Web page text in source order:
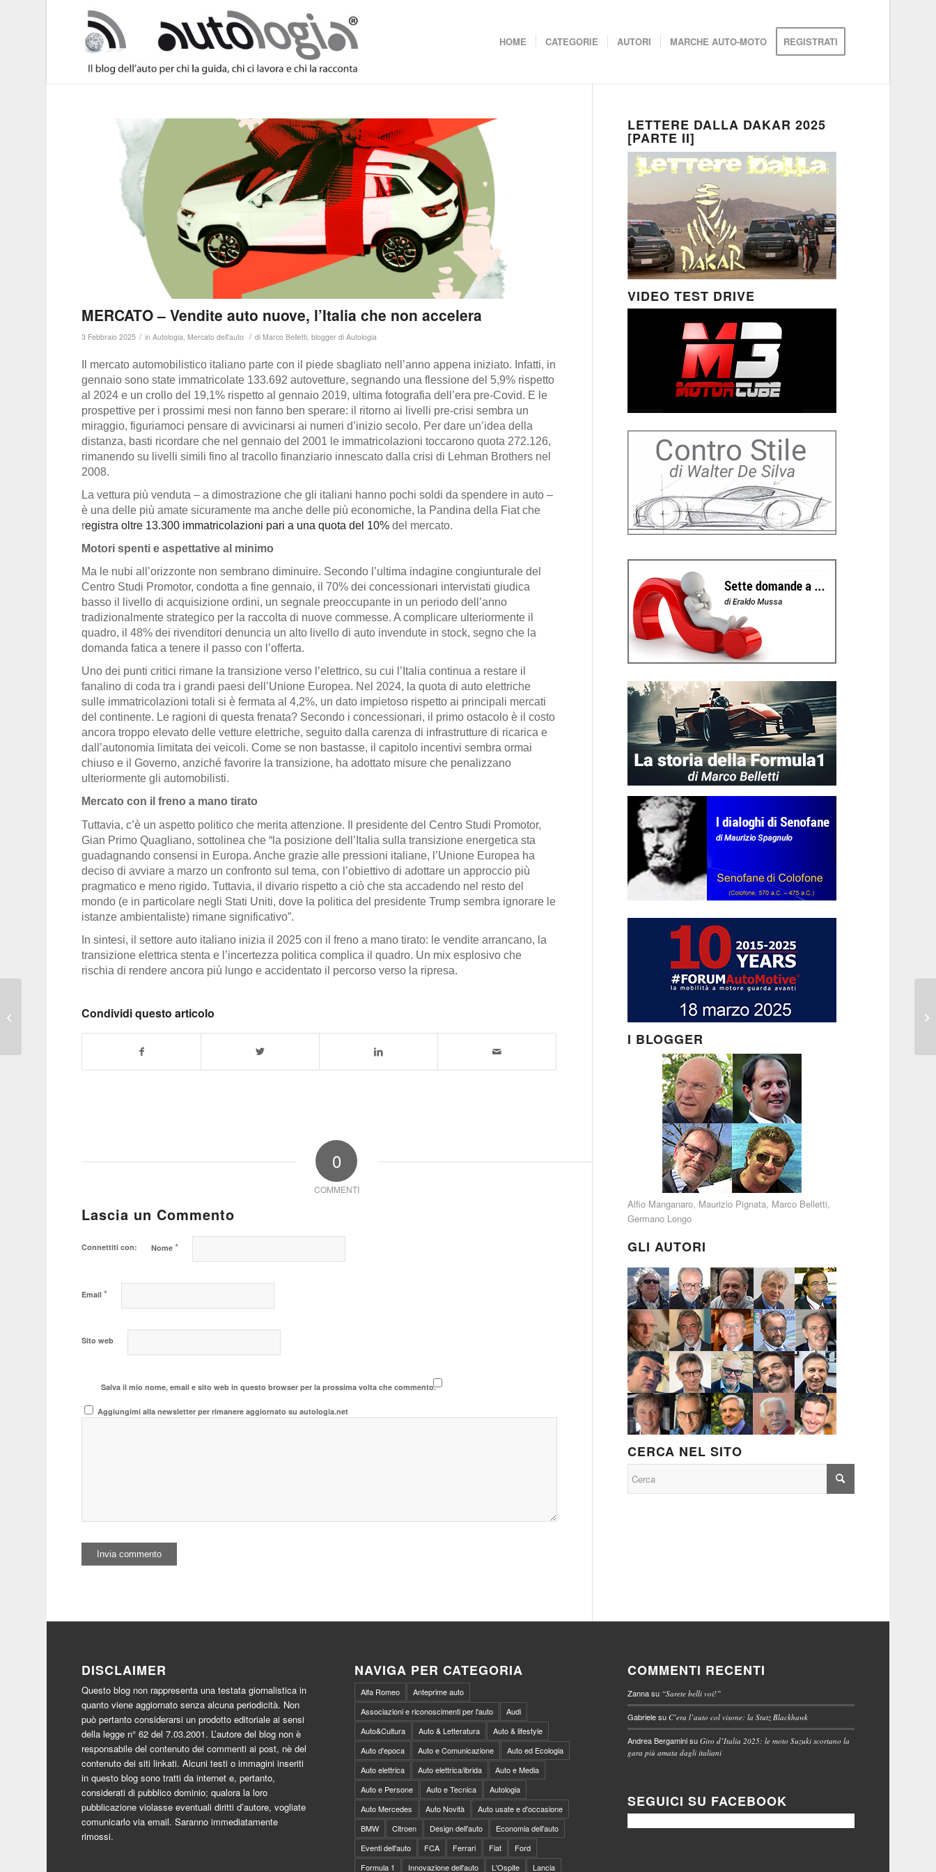
HOME CATEGORIE AUTORI MARCHE AUTO-MOTO REGISTRATI
MERCATO – Vendite auto nuove, l’Italia che non accelera
3 Febbraio 2025 / inAutologia,Mercato dell'auto / diMarco Belletti, blogger di Autologia
Il mercato automobilistico italiano parte con il piede sbagliato nell’anno appena iniziato. Infatti, in
gennaio sono state immatricolate 133.692 autovetture, segnando una flessione del 5,9% rispetto
al 2024 e un crollo del 19,1% rispetto al gennaio 2019, ultima fotografia dell’era pre-Covid. E le
prospettive per i prossimi mesi non fanno ben sperare: il ritorno ai livelli pre-crisi sembra un
miraggio, figuriamoci pensare di avvicinarsi ai numeri d’inizio secolo. Per dare un’idea della
distanza, basti ricordare che nel gennaio del 2001 le immatricolazioni toccarono quota 272.126,
rimanendo su livelli simili fino al tracollo finanziario innescato dalla crisi di Lehman Brothers nel
2008.
La vettura più venduta – a dimostrazione che gli italiani hanno pochi soldi da spendere in auto –
è una delle più amate sicuramente ma anche delle più economiche, la Pandina della Fiat che
registra oltre 13.300 immatricolazioni pari a una quota del 10% del mercato.
Motori spenti e aspettative al minimo
Ma le nubi all’orizzonte non sembrano diminuire. Secondo l’ultima indagine congiunturale del
Centro Studi Promotor, condotta a fine gennaio, il 70% dei concessionari intervistati giudica
basso il livello di acquisizione ordini, un segnale preoccupante in un periodo dell’anno
tradizionalmente strategico per la raccolta di nuove commesse. A complicare ulteriormente il
quadro, il 48% dei rivenditori denuncia un alto livello di auto invendute in stock, segno che la
domanda fatica a tenere il passo con l’offerta.
Uno dei punti critici rimane la transizione verso l’elettrico, su cui l’Italia continua a restare il
fanalino di coda tra i grandi paesi dell’Unione Europea. Nel 2024, la quota di auto elettriche
sulle immatricolazioni totali si è fermata al 4,2%, un dato impietoso rispetto ai principali mercati
del continente. Le ragioni di questa frenata? Secondo i concessionari, il primo ostacolo è il costo
ancora troppo elevato delle vetture elettriche, seguito dalla carenza di infrastrutture di ricarica e
dall’autonomia limitata dei veicoli. Come se non bastasse, il capitolo incentivi sembra ormai
chiuso e il Governo, anziché favorire la transizione, ha adottato misure che penalizzano
ulteriormente gli automobilisti.
Mercato con il freno a mano tirato
Tuttavia, c’è un aspetto politico che merita attenzione. Il presidente del Centro Studi Promotor,
Gian Primo Quagliano, sottolinea che “la posizione dell’Italia sulla transizione energetica sta
guadagnando consensi in Europa. Anche grazie alle pressioni italiane, l’Unione Europea ha
deciso di avviare a marzo un confronto sul tema, con l’obiettivo di adottare un approccio più
pragmatico e meno rigido. Tuttavia, il divario rispetto a ciò che sta accadendo nel resto del
mondo (e in particolare negli Stati Uniti, dove la politica del presidente Trump sembra ignorare le
istanze ambientaliste) rimane significativo”.
In sintesi, il settore auto italiano inizia il 2025 con il freno a mano tirato: le vendite arrancano, la
transizione elettrica stenta e l’incertezza politica complica il quadro. Un mix esplosivo che
rischia di rendere ancora più lungo e accidentato il percorso verso la ripresa.
Condividi questo articolo
0
COMMENTI
Lascia un Commento
Connettiti con: Nome*
Email*
Sito web
Salva il mio nome, email e sito web in questo browser per la prossima volta che commento.
Aggiungimi alla newsletter per rimanere aggiornato su autologia.net
LETTERE DALLA DAKAR 2025
[PARTE II]
VIDEO TEST DRIVE
I BLOGGER
Alfio Manganaro, Maurizio Pignata, Marco Belletti,
Germano Longo
GLI AUTORI
CERCA NEL SITO
DISCLAIMER
Questo blog non rappresenta una testata giornalistica in
quanto viene aggiornato senza alcuna periodicità. Non
può pertanto considerarsi un prodotto editoriale ai sensi
della legge n° 62 del 7.03.2001. L’autore del blog non è
responsabile del contenuto dei commenti ai post, nè del
contenuto dei siti linkati. Alcuni testi o immagini inseriti
in questo blog sono tratti da internet e, pertanto,
considerati di pubblico dominio; qualora la loro
pubblicazione violasse eventuali diritti d’autore, vogliate
comunicarlo via email. Saranno immediatamente
rimossi.
NAVIGA PER CATEGORIA
Alfa Romeo
Anteprime auto
Associazioni e riconoscimenti per l'auto
Audi
Auto&Cultura
Auto & Letteratura
Auto & lifestyle
Auto d'epoca
Auto e Comunicazione
Auto ed Ecologia
Auto elettrica
Auto elettrica/ibrida
Auto e Media
Auto e Persone
Auto e Tecnica
Autologia
Auto Mercedes
Auto Novità
Auto usate e d'occasione
BMW
Citroen Design dell'auto
Economia dell'auto
Eventi dell'auto
FCA Ferrari Fiat
Ford
Formula 1
Innovazione dell'auto L'Ospite Lancia
COMMENTI RECENTI
Zannasu “Sarete belli voi!”
GabrielesuC’era l’auto col visone: la Stutz Blackhawk
Andrea BergaminisuGiro d’Italia 2025: le moto Suzuki scortano la
gara più amata dagli italiani
SEGUICI SU FACEBOOK
motori, quando le auto
diventano star a fumetti